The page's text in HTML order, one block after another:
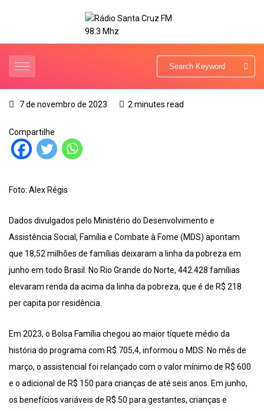
7 de novembro de 2023 2 minutes read
Compartilhe
Foto: Alex Régis
Dados divulgados pelo Ministério do Desenvolvimento e
Assistência Social, Família e Combate à Fome (MDS) apontam
que 18,52 milhões de famílias deixaram a linha da pobreza em
junho em todo Brasil. No Rio Grande do Norte, 442.428 famílias
elevaram renda da acima da linha da pobreza, que é de R$ 218
per capita por residência.
Em 2023, o Bolsa Família chegou ao maior tíquete médio da
história do programa com R$ 705,4, informou o MDS. No mês de
março, o assistencial foi relançado com o valor mínimo de R$ 600
e o adicional de R$ 150 para crianças de até seis anos. Em junho,
os benefícios variáveis de R$ 50 para gestantes, crianças e